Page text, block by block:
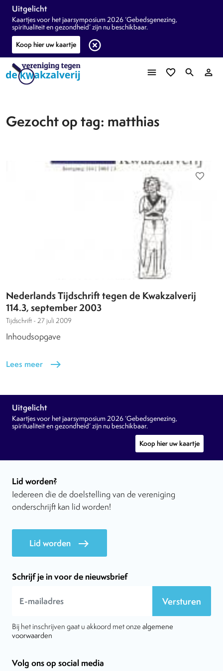
Uitgelicht
Kaartjes voor het jaarsymposium 2026 ‘Gebedsgenezing,
spiritualiteit en gezondheid’ zijn nu beschikbaar.
Koop hier uw kaartje
highlight_off
menu favorite_border search person_outline
Gezocht op tag: matthias
favorite_border
Nederlands Tijdschrift tegen de Kwakzalverij
114.3, september 2003
Tijdschrift - 27 juli 2009
Inhoudsopgave
Lees meer east
Uitgelicht
Kaartjes voor het jaarsymposium 2026 ‘Gebedsgenezing,
spiritualiteit en gezondheid’ zijn nu beschikbaar.
Koop hier uw kaartje
Lid worden?
Iedereen die de doelstelling van de vereniging
onderschrijft kan lid worden!
Lid worden east
Schrijf je in voor de nieuwsbrief
Versturen
Bij het inschrijven gaat u akkoord met onze algemene
voorwaarden
Volg ons op social media